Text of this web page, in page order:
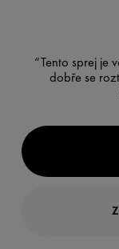
“Tento sprej je
dobře se